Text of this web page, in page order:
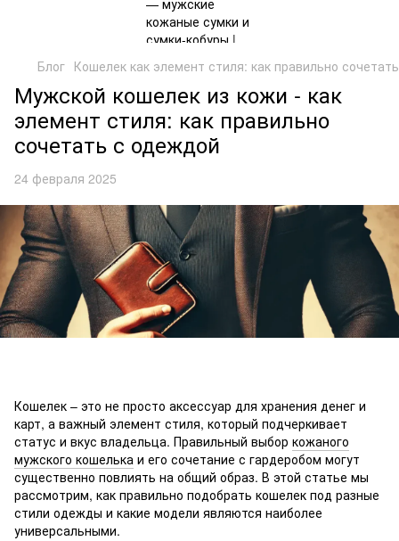
Блог Кошелек как элемент стиля: как правильно
Мужской кошелек из кожи - как
элемент стиля: как правильно
сочетать с одеждой
24 февраля 2025
Кошелек – это не просто аксессуар для хранения денег и
карт, а важный элемент стиля, который подчеркивает
статус и вкус владельца. Правильный выбор кожаного
мужского кошелька и его сочетание с гардеробом могут
существенно повлиять на общий образ. В этой статье мы
рассмотрим, как правильно подобрать кошелек под разные
стили одежды и какие модели являются наиболее
универсальными.